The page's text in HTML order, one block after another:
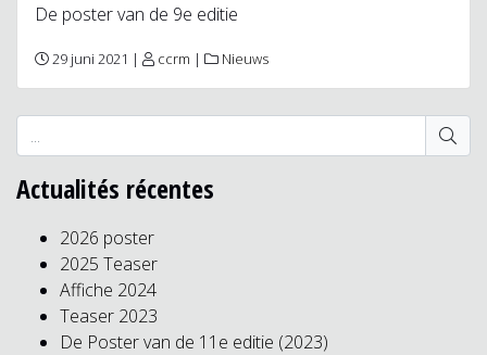
De poster van de 9e editie
29 juni 2021 | ccrm | Nieuws
Actualités récentes
2026 poster
2025 Teaser
Affiche 2024
Teaser 2023
De Poster van de 11e editie (2023)